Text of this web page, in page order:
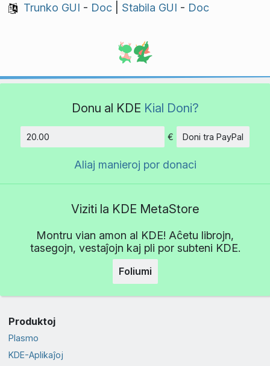
Trunko GUI - Doc| Stabila GUI - Doc
Donu al KDE Kial Doni?
€ Doni tra PayPal
Aliaj manieroj por donaci
Viziti la KDE MetaStore
Montru vian amon al KDE! Aĉetu librojn,
tasegojn, vestaĵojn kaj pli por subteni KDE.
Foliumi
Produktoj
Plasmo
KDE-Aplikaĵoj